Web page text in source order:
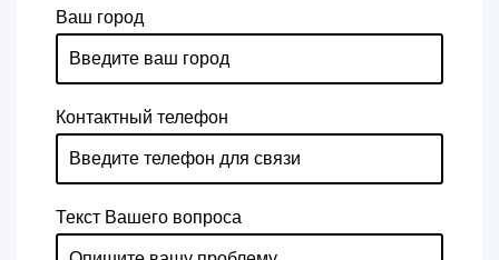
Ваш город
Контактный телефон
Текст Вашего вопроса